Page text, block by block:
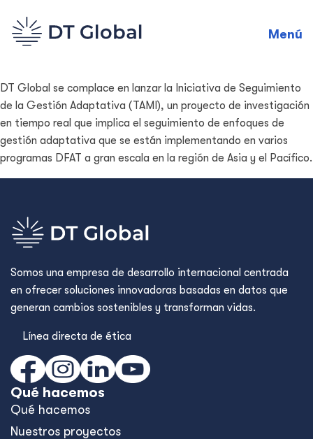
Menú
DT Global se complace en lanzar la Iniciativa de Seguimiento
de la Gestión Adaptativa (TAMI), un proyecto de investigación
en tiempo real que implica el seguimiento de enfoques de
gestión adaptativa que se están implementando en varios
programas DFAT a gran escala en la región de Asia y el Pacífico.
Somos una empresa de desarrollo internacional centrada
en ofrecer soluciones innovadoras basadas en datos que
generan cambios sostenibles y transforman vidas.
Línea directa de ética
Qué hacemos
Qué hacemos
Nuestros proyectos